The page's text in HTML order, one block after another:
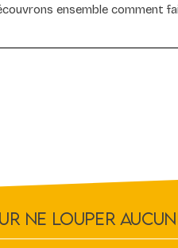
ensemble comment
Ne louper